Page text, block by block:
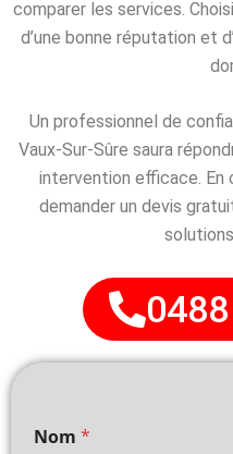
comparer les services.
d’une bonne réputation et
Un professionnel de
Vaux-Sur-Sûre saura
intervention efficace. En
demander un devis
Nom *